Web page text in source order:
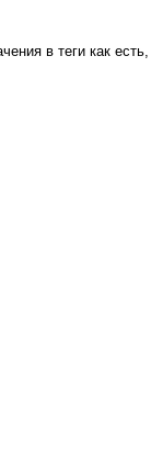
в теги как